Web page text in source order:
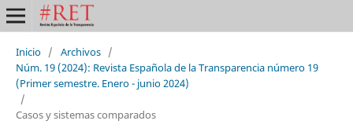
Inicio / Archivos /
Núm. 19 (2024): Revista Española de la Transparencia número 19
(Primer semestre. Enero - junio 2024)
/
Casos y sistemas comparados